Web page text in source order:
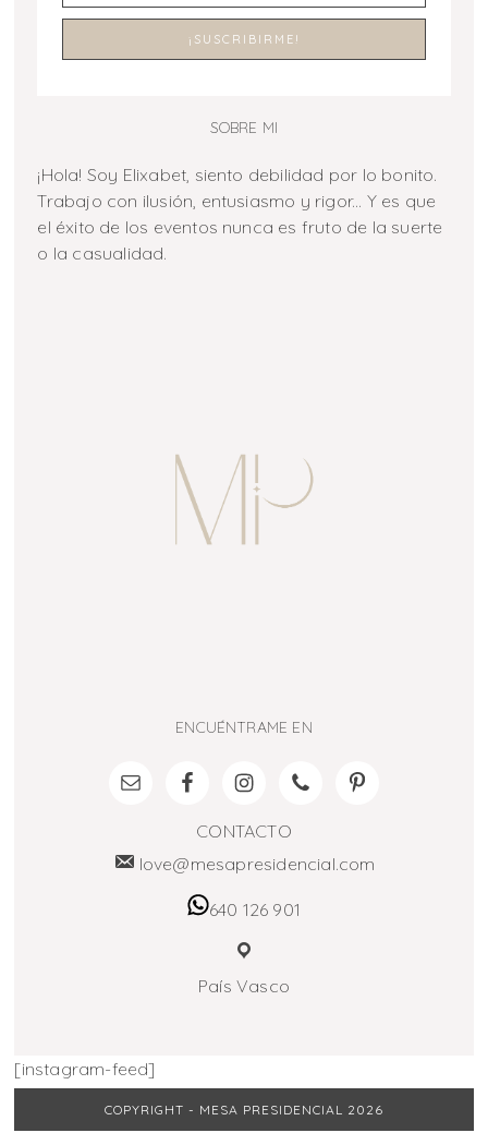
SOBRE MI
¡Hola! Soy Elixabet, siento debilidad por lo bonito.
Trabajo con ilusión, entusiasmo y rigor... Y es que
el éxito de los eventos nunca es fruto de la suerte
o la casualidad.
ENCUÉNTRAME EN
CONTACTO
love@mesapresidencial.com
640 126 901
País Vasco
[instagram-feed]
COPYRIGHT - MESA PRESIDENCIAL 2026